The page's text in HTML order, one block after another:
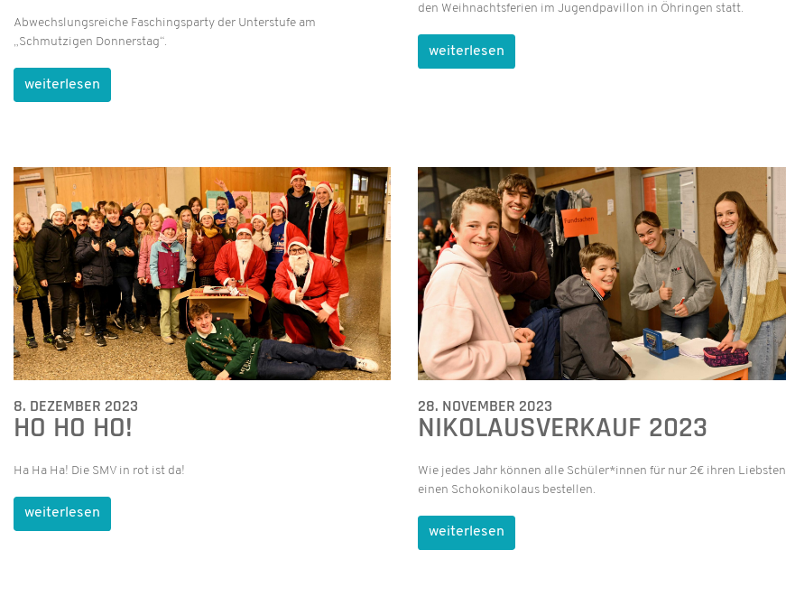
Abwechslungsreiche Faschingsparty der Unterstufe am
„Schmutzigen Donnerstag“.
weiterlesen
den Weihnachtsferien im Jugendpavillon in Öhringen statt.
weiterlesen
8. DEZEMBER 2023
HO HO HO!
Ha Ha Ha! Die SMV in rot ist da!
weiterlesen
28. NOVEMBER 2023
NIKOLAUSVERKAUF 2023
Wie jedes Jahr können alle Schüler*innen für nur 2€ ihren Liebsten
einen Schokonikolaus bestellen.
weiterlesen